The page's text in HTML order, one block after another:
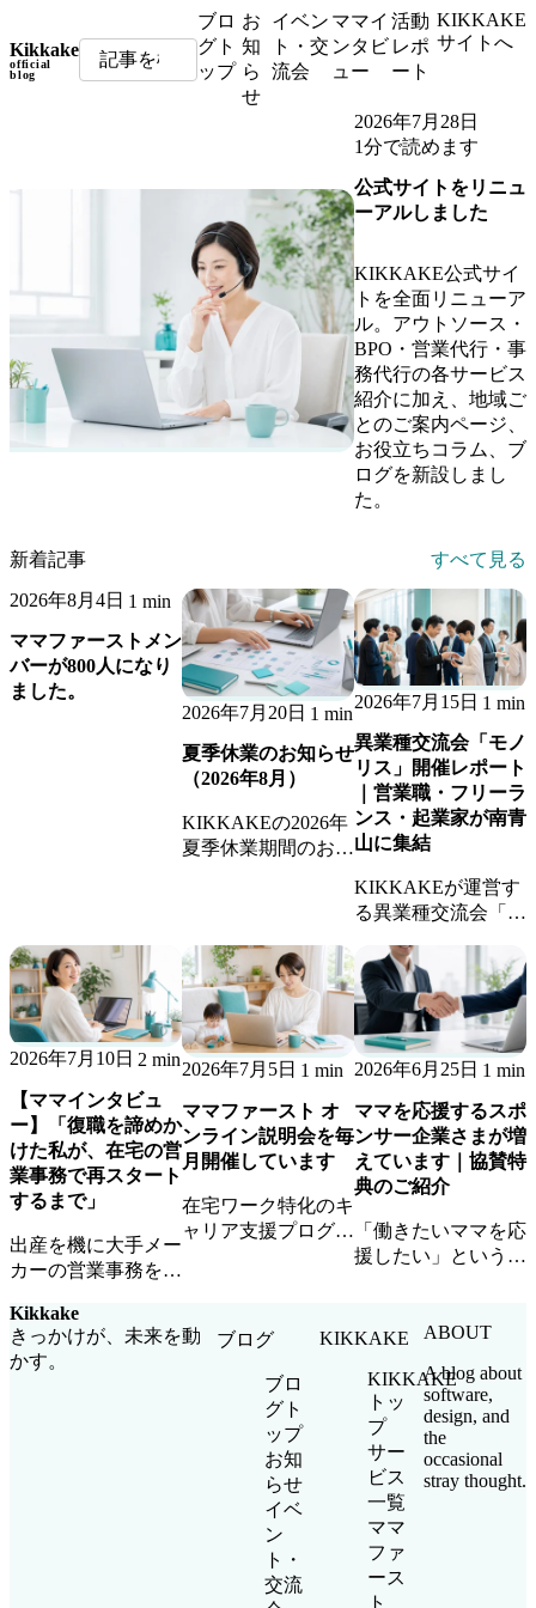
Kikkake
official
blog
ブロ
グト
ップ
お
知
ら
せ
イベン
ト・交
流会
ママイ
ンタビ
ュー
活動
レポ
ート
KIKKAKE
サイトへ
2026年7月28日
1分で読めます
公式サイトをリニュ
ーアルしました
KIKKAKE公式サイ
トを全面リニューア
ル。アウトソース・
BPO・営業代行・事
務代行の各サービス
紹介に加え、地域ご
とのご案内ページ、
お役立ちコラム、ブ
ログを新設しまし
た。
新着記事 すべて見る
2026年8月4日 1 min
ママファーストメン
バーが800人になり
ました。
2026年7月20日 1 min
夏季休業のお知らせ
（2026年8月）
KIKKAKEの2026年
夏季休業期間のお知
稼働体制についてご
案内します。
2026年7月15日 1 min
異業種交流会「モノ
リス」開催レポート
｜営業職・フリーラ
ンス・起業家が南青
山に集結
KIKKAKEが運営す
る異業種交流会「モ
ート。営業職・フリ
ーランス・起業家が
集まり、新しいビジ
ネスのきっかけが生
まれました。
2026年7月10日 2 min
【ママインタビュ
ー】「復職を諦めか
けた私が、在宅の営
業事務で再スタート
するまで」
出産を機に大手メー
カーの営業事務を退
ファーストとの出会
いから、在宅ワーク
で企業チームの一員
2026年7月5日 1 min
ママファースト オ
ンライン説明会を毎
月開催しています
在宅ワーク特化のキ
ャリア支援プログラ
参加無料・顔出し不
OKです。
2026年6月25日 1 min
ママを応援するスポ
ンサー企業さまが増
えています｜協賛特
典のご紹介
「働きたいママを応
援したい」という想
が増えています。ロ
加・ママ人材優先ア
サインなど協賛特典
をご紹介します。
Kikkake
きっかけが、未来を動
かす。
ブログ
ブロ
グト
ップ
お知
らせ
イベ
ン
ト・
交流
KIKKAKE
KIKKAKE
トッ
プ
サー
ビス
一覧
ママ
ファ
ース
ト
ABOUT
A blog about
software,
design, and
the
occasional
stray thought.